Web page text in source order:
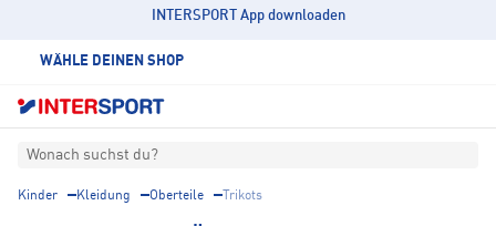
INTERSPORT App downloaden
WÄHLE DEINEN SHOP
Wonach suchst du?
Kinder Kleidung Oberteile Trikots